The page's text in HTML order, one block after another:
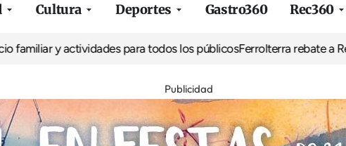
Cultura Deportes Gastro360 Rec360
actividades para todos los públicosFerrolterra rebate a Renfe y
Publicidad